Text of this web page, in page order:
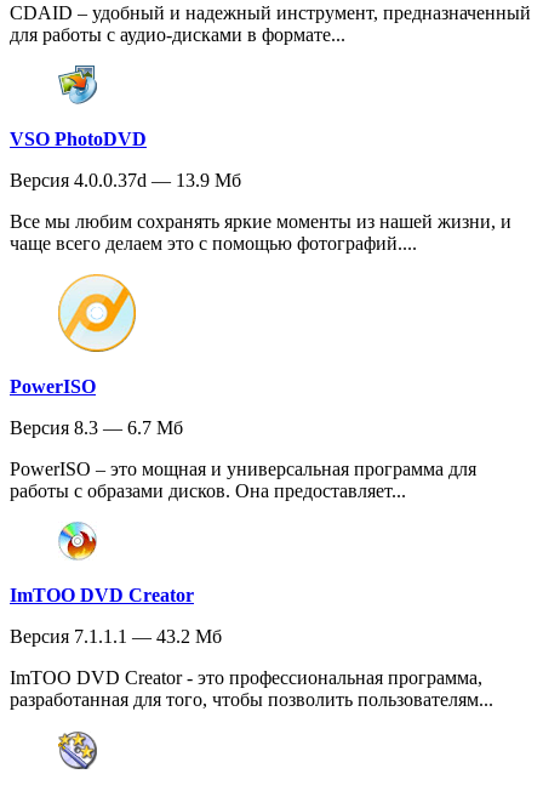
CDAID – удобный и надежный инструмент, предназначенный
для работы с аудио-дисками в формате...
VSO PhotoDVD
Версия 4.0.0.37d — 13.9 Мб
Все мы любим сохранять яркие моменты из нашей жизни, и
чаще всего делаем это с помощью фотографий....
PowerISO
Версия 8.3 — 6.7 Мб
PowerISO – это мощная и универсальная программа для
работы с образами дисков. Она предоставляет...
ImTOO DVD Creator
Версия 7.1.1.1 — 43.2 Мб
ImTOO DVD Creator - это профессиональная программа,
разработанная для того, чтобы позволить пользователям...